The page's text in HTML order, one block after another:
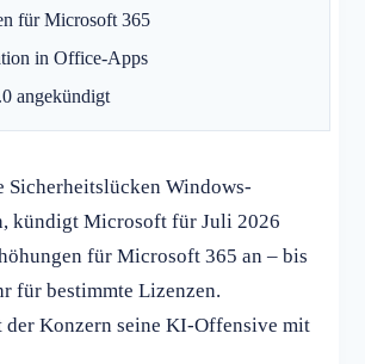
für Microsoft 365
in Office-Apps
angekündigt
Sicherheitslücken Windows-
kündigt Microsoft für Juli 2026
für Microsoft 365 an – bis
für bestimmte Lizenzen.
Konzern seine KI-Offensive mit